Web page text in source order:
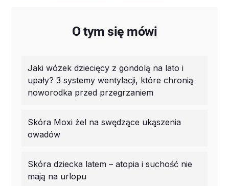
O tym się mówi
Jaki wózek dziecięcy z gondolą na lato i
upały? 3 systemy wentylacji, które chronią
noworodka przed przegrzaniem
Skóra Moxi żel na swędzące ukąszenia
owadów
Skóra dziecka latem – atopia i suchość nie
mają na urlopu